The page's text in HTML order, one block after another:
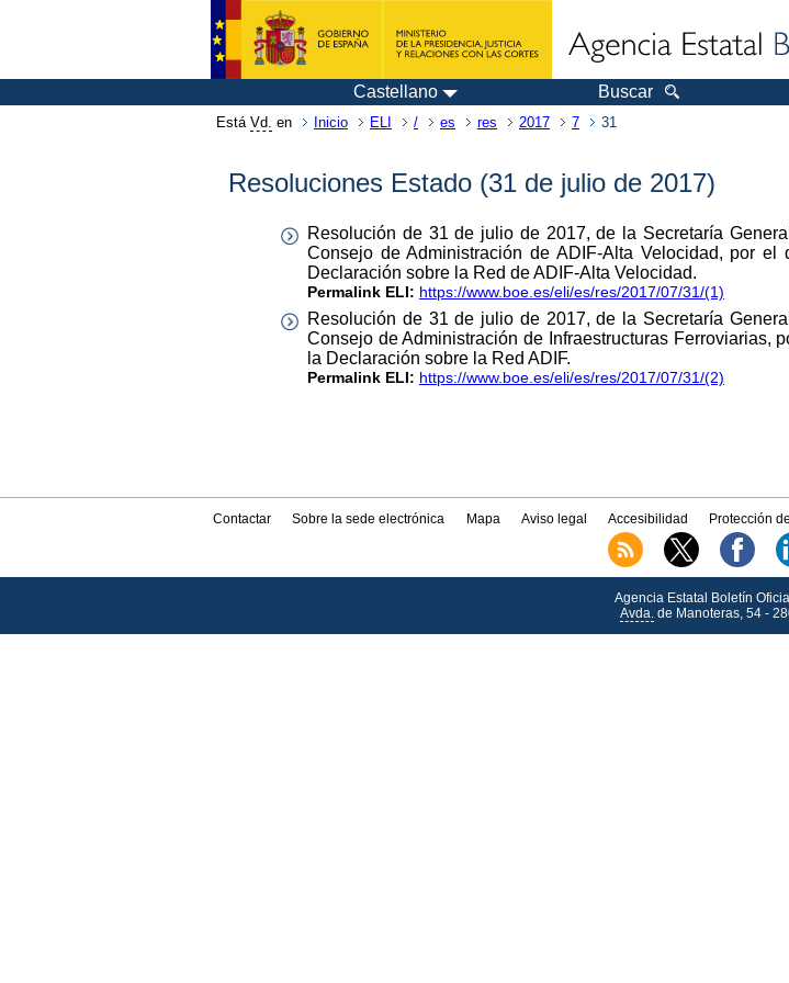
Castellano Buscar
Está Vd. en Inicio ELI / es res 2017 7 31
Resoluciones Estado (31 de julio de 2017)
Resolución de 31 de julio de 2017, de la Secretaría
Consejo de Administración de ADIF-Alta Velocidad, por
Declaración sobre la Red de ADIF-Alta Velocidad.
Permalink ELI: https://www.boe.es/eli/es/res/2017/07/31/(1)
Resolución de 31 de julio de 2017, de la Secretaría
Consejo de Administración de Infraestructuras Ferroviarias,
la Declaración sobre la Red ADIF.
Permalink ELI: https://www.boe.es/eli/es/res/2017/07/31/(2)
Contactar Sobre la sede electrónica Mapa Aviso legal Accesibilidad Protección
Agencia Estatal Boletín
Avda.de Manoteras, 54 -